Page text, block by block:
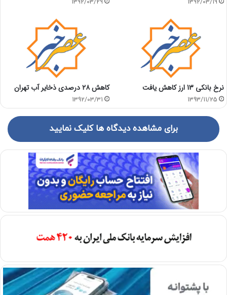
1392/03/19
1392/03/29
نرخ بانکی 13 ارز کاهش یافت
1393/11/25
کاهش ۲۸ درصدی ذخایر آب تهران
1392/03/31
برای مشاهده دیدگاه ها کلیک نمایید